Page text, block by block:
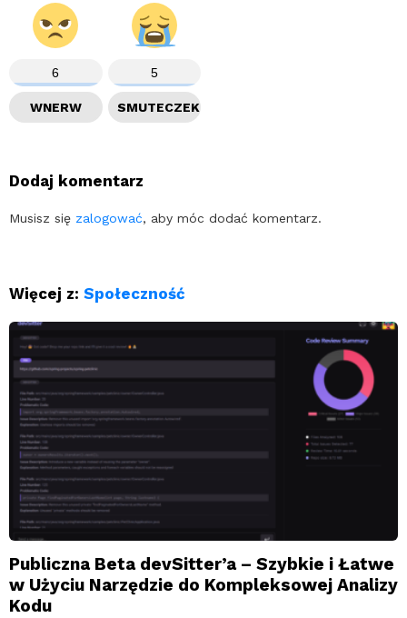
6
WNERW
5
SMUTECZEK
Dodaj komentarz
Musisz się zalogować, aby móc dodać komentarz.
Więcej z: Społeczność
Publiczna Beta devSitter’a – Szybkie i Łatwe
w Użyciu Narzędzie do Kompleksowej Analizy
Kodu